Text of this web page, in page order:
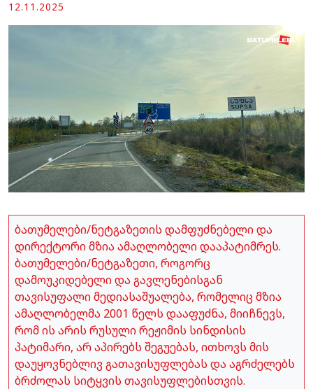
12.11.2025
ბათუმელები/ნეტგაზეთის დამფუძნებელი და
დირექტორი მზია ამაღლობელი დააპატიმრეს.
ბათუმელები/ნეტგაზეთი, როგორც
დამოუკიდებელი და გავლენებისგან
თავისუფალი მედიასაშუალება, რომელიც მზია
ამაღლობელმა 2001 წელს დააფუძნა, მიიჩნევს,
რომ ის არის რუსული რეჟიმის სინდისის
პატიმარი, არ აპირებს შეგუებას, ითხოვს მის
დაუყოვნებლივ გათავისუფლებას და აგრძელებს
ბრძოლას სიტყვის თავისუფლებისთვის.